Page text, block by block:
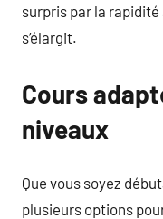
surpris par la
s’élargit.
Cours
niveaux
Que vous soyez
plusieurs options